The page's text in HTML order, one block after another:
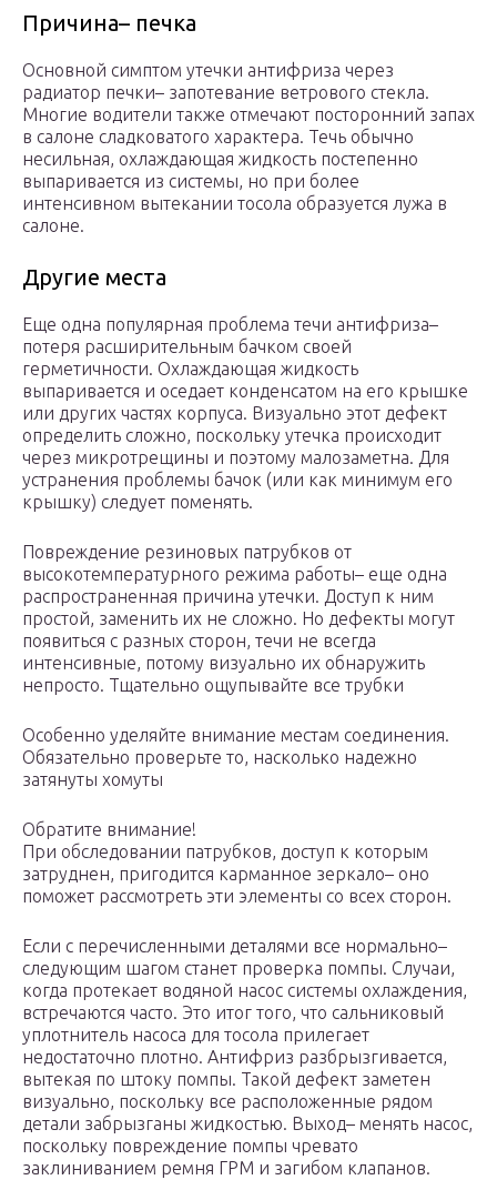
Причина– печка
Основной симптом утечки антифриза через
радиатор печки– запотевание ветрового стекла.
Многие водители также отмечают посторонний запах
в салоне сладковатого характера. Течь обычно
несильная, охлаждающая жидкость постепенно
выпаривается из системы, но при более
интенсивном вытекании тосола образуется лужа в
салоне.
Другие места
Еще одна популярная проблема течи антифриза–
потеря расширительным бачком своей
герметичности. Охлаждающая жидкость
выпаривается и оседает конденсатом на его крышке
или других частях корпуса. Визуально этот дефект
определить сложно, поскольку утечка происходит
через микротрещины и поэтому малозаметна. Для
устранения проблемы бачок (или как минимум его
крышку) следует поменять.
Повреждение резиновых патрубков от
высокотемпературного режима работы– еще одна
распространенная причина утечки. Доступ к ним
простой, заменить их не сложно. Но дефекты могут
появиться с разных сторон, течи не всегда
интенсивные, потому визуально их обнаружить
непросто. Тщательно ощупывайте все трубки
Особенно уделяйте внимание местам соединения.
Обязательно проверьте то, насколько надежно
затянуты хомуты
Обратите внимание!
При обследовании патрубков, доступ к которым
затруднен, пригодится карманное зеркало– оно
поможет рассмотреть эти элементы со всех сторон.
Если с перечисленными деталями все нормально–
следующим шагом станет проверка помпы. Случаи,
когда протекает водяной насос системы охлаждения,
встречаются часто. Это итог того, что сальниковый
уплотнитель насоса для тосола прилегает
недостаточно плотно. Антифриз разбрызгивается,
вытекая по штоку помпы. Такой дефект заметен
визуально, поскольку все расположенные рядом
детали забрызганы жидкостью. Выход– менять насос,
поскольку повреждение помпы чревато
заклиниванием ремня ГРМ и загибом клапанов.